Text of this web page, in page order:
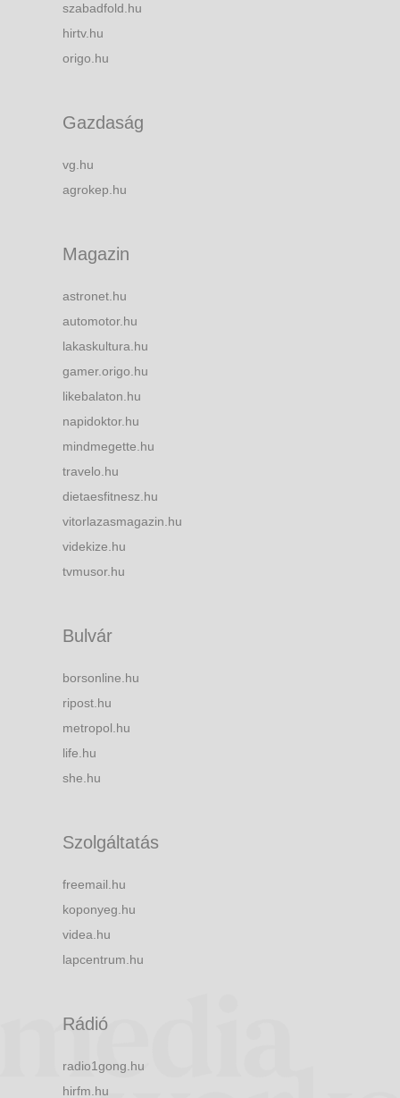
szabadfold.hu
hirtv.hu
origo.hu
Gazdaság
vg.hu
agrokep.hu
Magazin
astronet.hu
automotor.hu
lakaskultura.hu
gamer.origo.hu
likebalaton.hu
napidoktor.hu
mindmegette.hu
travelo.hu
dietaesfitnesz.hu
vitorlazasmagazin.hu
videkize.hu
tvmusor.hu
Bulvár
borsonline.hu
ripost.hu
metropol.hu
life.hu
she.hu
Szolgáltatás
freemail.hu
koponyeg.hu
videa.hu
lapcentrum.hu
Rádió
radio1gong.hu
hirfm.hu